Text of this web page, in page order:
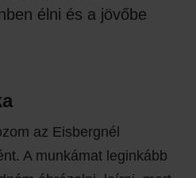
élni és a jövőbe
az Eisbergnél
A munkámat leginkább